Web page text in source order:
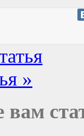
»
вам